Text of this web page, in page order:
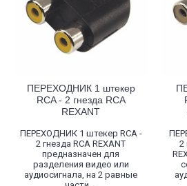
ПЕРЕХОДНИК 1 штекер
RCA - 2 гнезда RCA
REXANT
ПЕРЕХОДНИК 1 штекер RCA -
2 гнезда RCA REXANT
предназначен для
разделения видео или
аудиосигнала, на 2 равные
2